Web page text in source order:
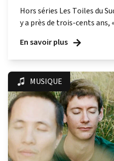
Hors séries Les Toiles du
y a près de trois-cents ans,
En savoir plus
MUSIQUE